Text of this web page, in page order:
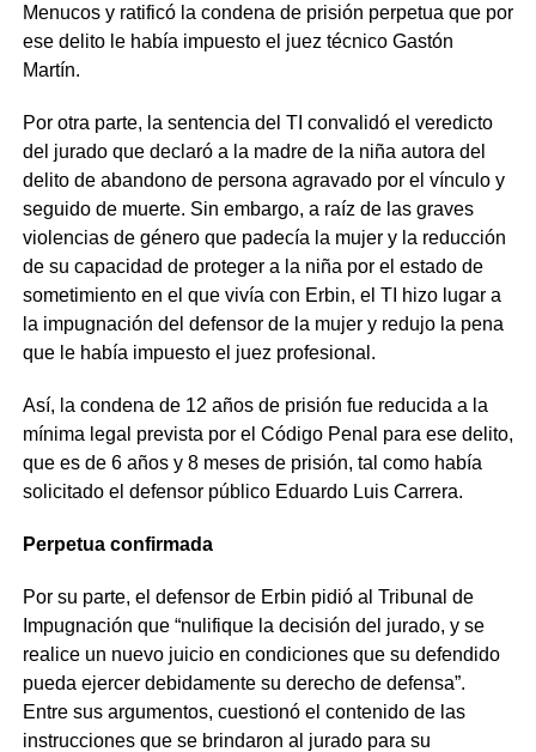
Menucos y ratificó la condena de prisión perpetua que por
ese delito le había impuesto el juez técnico Gastón
Martín.
Por otra parte, la sentencia del TI convalidó el veredicto
del jurado que declaró a la madre de la niña autora del
delito de abandono de persona agravado por el vínculo y
seguido de muerte. Sin embargo, a raíz de las graves
violencias de género que padecía la mujer y la reducción
de su capacidad de proteger a la niña por el estado de
sometimiento en el que vivía con Erbin, el TI hizo lugar a
la impugnación del defensor de la mujer y redujo la pena
que le había impuesto el juez profesional.
Así, la condena de 12 años de prisión fue reducida a la
mínima legal prevista por el Código Penal para ese delito,
que es de 6 años y 8 meses de prisión, tal como había
solicitado el defensor público Eduardo Luis Carrera.
Perpetua confirmada
Por su parte, el defensor de Erbin pidió al Tribunal de
Impugnación que “nulifique la decisión del jurado, y se
realice un nuevo juicio en condiciones que su defendido
pueda ejercer debidamente su derecho de defensa”.
Entre sus argumentos, cuestionó el contenido de las
instrucciones que se brindaron al jurado para su